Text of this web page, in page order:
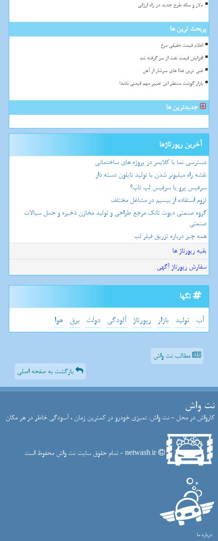
دلار و سکه طرح جدید در راه ارزانی
پربحث ترین ها
اعلام قیمت حقیقی مرغ
افزایش قیمت نفت از سر گرفته شد
غنی ترین غذا های سرشار از آهن
بازار گوشت منتظر این تغییر مهم قیمتی باشد!
جدیدترین ها
آخرین رپورتاژها
دسترسی نما با کلایمر در پروژه های ساختمانی
نقشه راه میلیونر شدن با تولید نایلون دسته دار
سرفیس پرو یا سرفیس لپ تاپ؟
لزوم استفاده از بیسیم در مشاغل مختلف
گروه صنعتی دپوت تانک مرجع طراحی و تولید مخازن ذخیره و حمل سیالات
صنعتی
همه چیز درباره تزریق فیلر لب
بقیه رپورتاژ ها
سفارش رپورتاژ آگهی
تگها
آب تولید بازار رپورتاژ آلودگی دولت برق هوا
مطالب نت واش
بازگشت به صفحه اصلی
نت واش
کارواش در محل - نت واش: تمیزی خودرو در کمترین زمان ، آسودگی خاطر در هر مکان
netwash.ir - تمام حقوق سایت نت واش محفوظ است
درباره ما